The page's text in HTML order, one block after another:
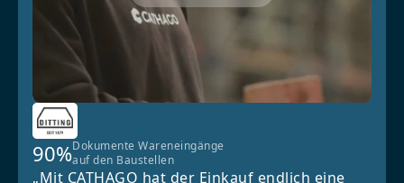
90%Dokumente Wareneingänge
auf den Baustellen
„Mit CATHAGO hat der Einkauf endlich eine